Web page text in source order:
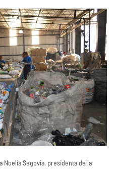
Noelia Segovia, presidenta de la